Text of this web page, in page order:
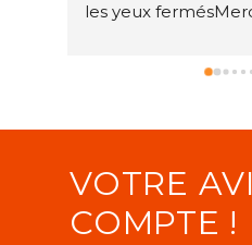
les yeux
VOTRE
COMPTE !